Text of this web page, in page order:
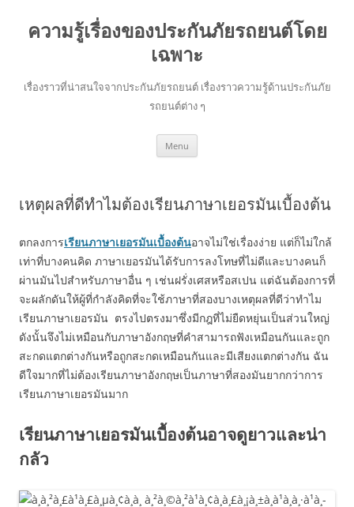
ความรู้เรื่องของประกันภัยรถยนต์โดย
เฉพาะ
เรื่องราวที่น่าสนใจจากประกันภัยรถยนต์ เรื่องราวความรู้ด้านประกันภัย
รถยนต์ต่าง ๆ
Menu
เหตุผลที่ดีทำไมต้องเรียนภาษาเยอรมันเบื้องต้น
ตกลงการเรียนภาษาเยอรมันเบื้องต้นอาจไม่ใช่เรื่องง่าย แต่ก็ไม่ใกล้
เท่าที่บางคนคิด ภาษาเยอรมันได้รับการลงโทษที่ไม่ดีและบางคนก็
ผ่านมันไปสำหรับภาษาอื่น ๆ เช่นฝรั่งเศสหรือสเปน แต่ฉันต้องการที่
จะผลักดันให้ผู้ที่กำลังคิดที่จะใช้ภาษาที่สองบางเหตุผลที่ดีว่าทำไม
เรียนภาษาเยอรมัน ตรงไปตรงมาซึ่งมีกฎที่ไม่ยืดหยุ่นเป็นส่วนใหญ่
ดังนั้นจึงไม่เหมือนกับภาษาอังกฤษที่คำสามารถฟังเหมือนกันและถูก
สะกดแตกต่างกันหรือถูกสะกดเหมือนกันและมีเสียงแตกต่างกัน ฉัน
ดีใจมากที่ไม่ต้องเรียนภาษาอังกฤษเป็นภาษาที่สองมันยากกว่าการ
เรียนภาษาเยอรมันมาก
เรียนภาษาเยอรมันเบื้องต้นอาจดูยาวและน่า
กลัว